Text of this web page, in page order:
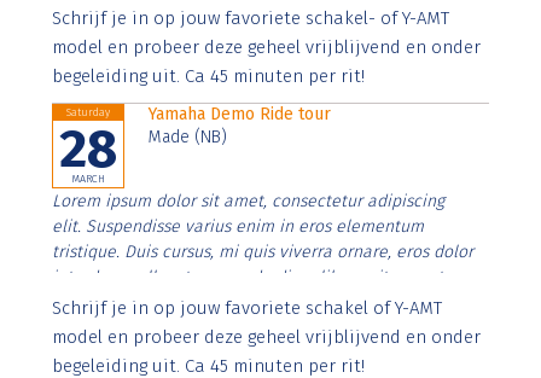
Aenean faucibus nibh et justo cursus id rutrum lorem
imperdiet. Nunc ut sem vitae risus tristique posuere.
Schrijf je in op jouw favoriete schakel- of Y-AMT
model en probeer deze geheel vrijblijvend en onder
begeleiding uit. Ca 45 minuten per rit!
Saturday
28
MARCH
Yamaha Demo Ride tour
Made (NB)
Lorem ipsum dolor sit amet, consectetur adipiscing
elit. Suspendisse varius enim in eros elementum
tristique. Duis cursus, mi quis viverra ornare, eros dolor
interdum nulla, ut commodo diam libero vitae erat.
Aenean faucibus nibh et justo cursus id rutrum lorem
imperdiet. Nunc ut sem vitae risus tristique posuere.
Schrijf je in op jouw favoriete schakel of Y-AMT
model en probeer deze geheel vrijblijvend en onder
begeleiding uit. Ca 45 minuten per rit!